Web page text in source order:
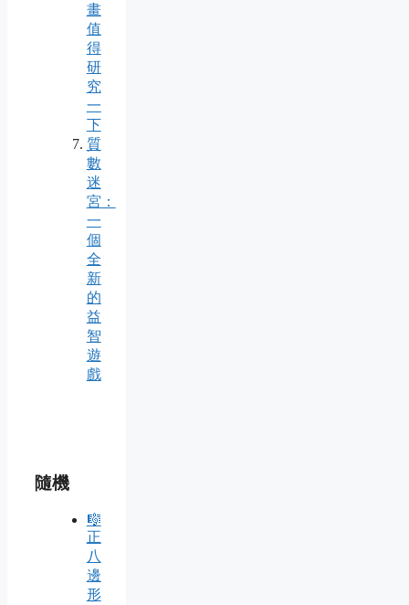
畫
值
得
研
究
一
下
質
數
迷
宮：
一
個
全
新
的
益
智
遊
戲
隨機
🎼
正
八
邊
形